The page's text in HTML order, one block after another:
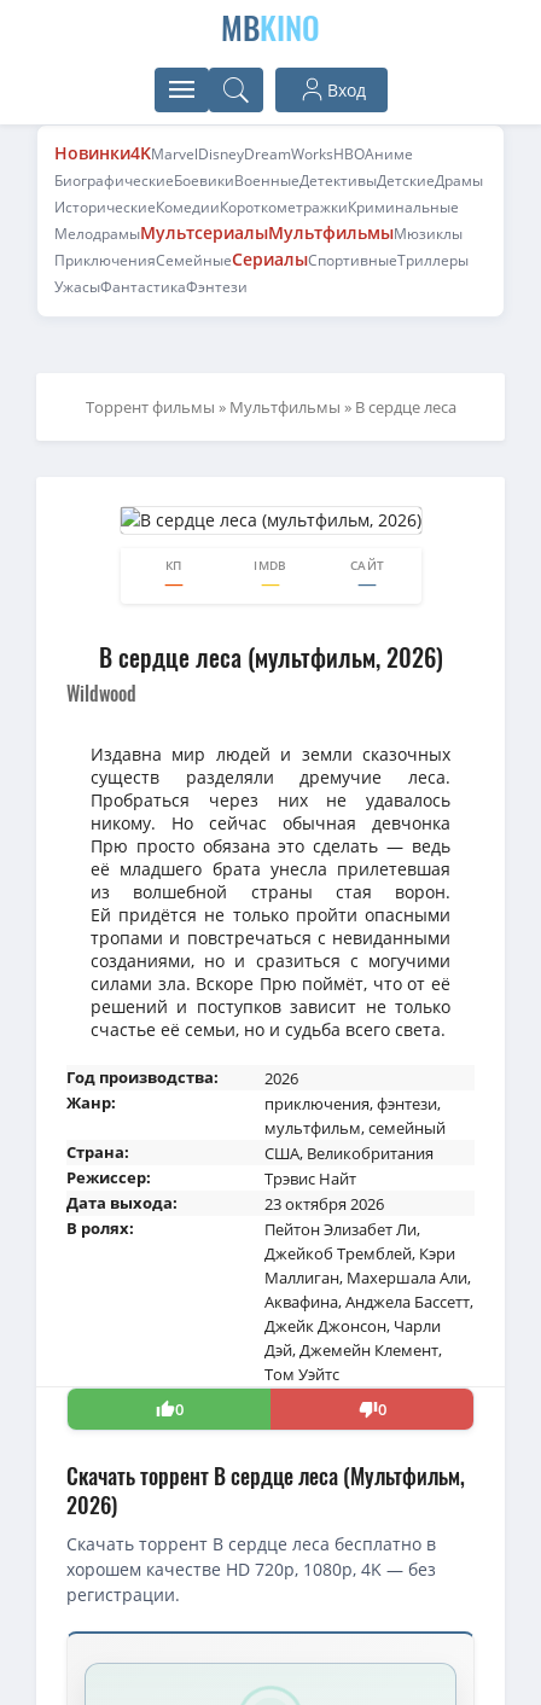
MBKINO
Вход
Новинки4KMarvelDisneyDreamWorksHBOАниме
БиографическиеБоевикиВоенныеДетективыДетскиеДрамы
ИсторическиеКомедииКороткометражкиКриминальные
МелодрамыМультсериалыМультфильмыМюзиклы
ПриключенияСемейныеСериалыСпортивныеТриллеры
УжасыФантастикаФэнтези
Торрент фильмы » Мультфильмы » В сердце леса
КП IMDB САЙТ
00
В сердце леса (мультфильм, 2026)
Wildwood
Издавна мир людей и земли сказочных
существ разделяли дремучие леса.
Пробраться через них не удавалось
никому. Но сейчас обычная девчонка
Прю просто обязана это сделать — ведь
её младшего брата унесла прилетевшая
из волшебной страны стая ворон.
Ей придётся не только пройти опасными
тропами и повстречаться с невиданными
созданиями, но и сразиться с могучими
силами зла. Вскоре Прю поймёт, что от её
решений и поступков зависит не только
счастье её семьи, но и судьба всего света.
Год производства:
2026
Жанр:
приключения,фэнтези,
мультфильм,семейный
Страна:
США, Великобритания
Режиссер:
Трэвис Найт
Дата выхода:
23 октября 2026
В ролях:
Пейтон Элизабет Ли,
Джейкоб Тремблей, Кэри
Маллиган, Махершала Али,
Аквафина,Анджела Бассетт,
Джейк Джонсон, Чарли
Дэй,Джемейн Клемент,
Том Уэйтс
0
0
Скачать торрент В сердце леса (Мультфильм,
2026)
Скачать торрент В сердце леса бесплатно в
хорошем качестве HD 720p, 1080p, 4K — без
регистрации.